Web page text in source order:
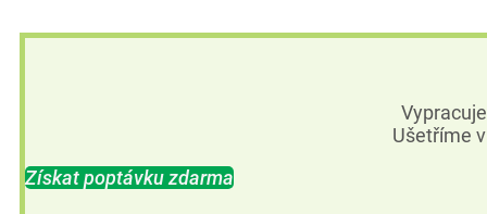
Ušetříme
Získat poptávku zdarma